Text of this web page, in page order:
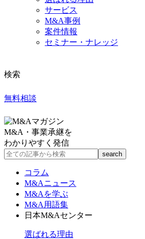
サービス
M&A事例
案件情報
セミナー・ナレッジ
検索
無料相談
M&A・事業承継を
わかりやすく発信
コラム
M&Aニュース
M&Aを学ぶ
M&A用語集
日本M&Aセンター
選ばれる理由